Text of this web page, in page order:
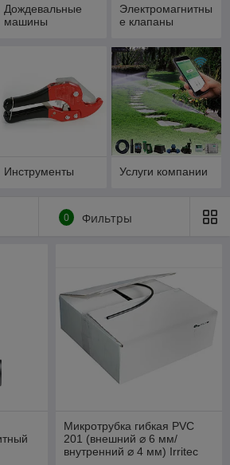
Дождевальные
машины
Электромагнитны
е клапаны
Инструменты Услуги компании
0 Фильтры
Микротрубка гибкая PVC
201 (внешний ⌀ 6 мм/
внутренний ⌀ 4 мм) Irritec